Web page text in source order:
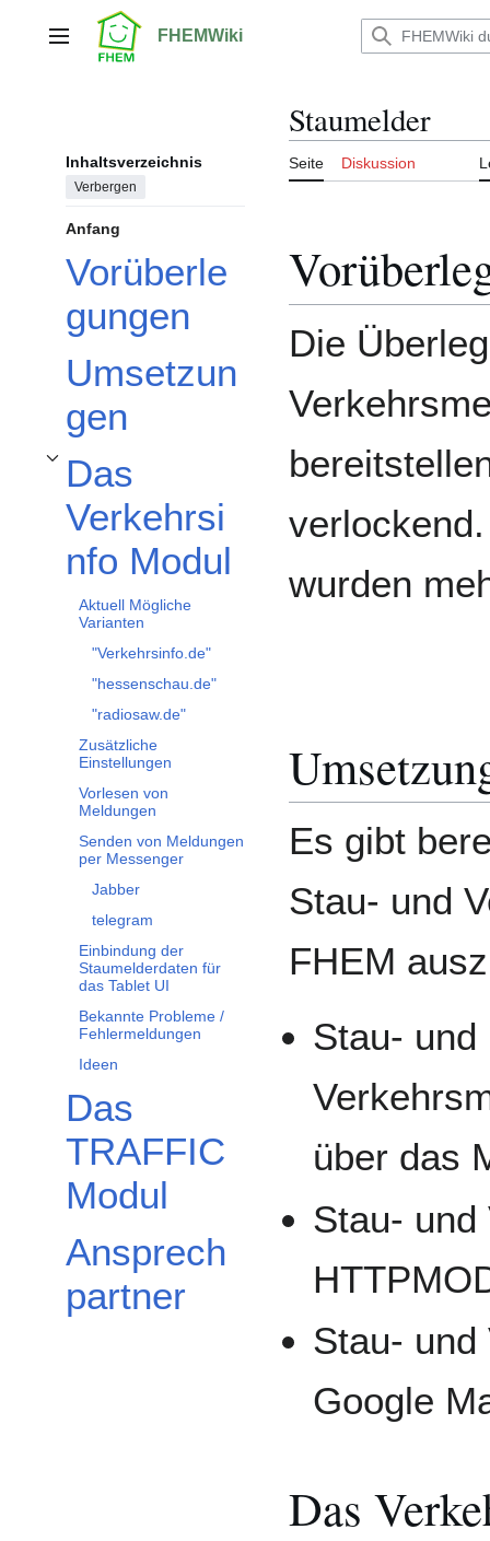
springenHauptmenü FHEMWiki
Inhaltsverzeichnis
Verbergen
Anfang
Vorüberle
gungen
Umsetzun
gen
Das
Verkehrsi
nfo Modul
Unterabschnitt Das Verkehrsinfo Modul umschalten
Aktuell Mögliche
Varianten
"Verkehrsinfo.de"
"hessenschau.de"
"radiosaw.de"
Zusätzliche
Einstellungen
Vorlesen von
Meldungen
Senden von Meldungen
per Messenger
Jabber
telegram
Einbindung der
Staumelderdaten für
das Tablet UI
Bekannte Probleme /
Fehlermeldungen
Ideen
Das
TRAFFIC
Modul
Ansprech
partner
Staumelder
Seite Diskussion
Die
wurden
Es gibt
Stau- und
FHEM
Stau- und
über das
Stau- und
Stau- und
Google
Das